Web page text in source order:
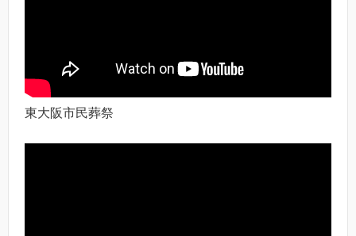
東大阪市民葬祭